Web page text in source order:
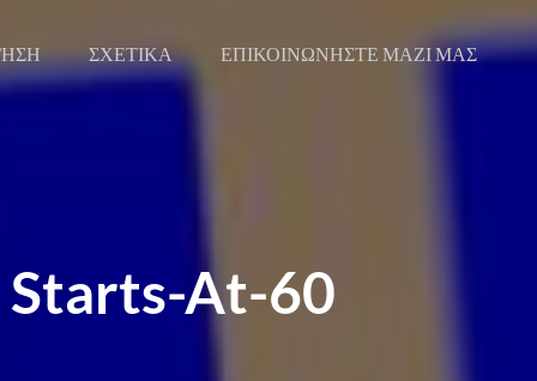
ΣΧΕΤΙΚΑ ΕΠΙΚΟΙΝΩΝΗΣΤΕ ΜΑΖΙ ΜΑΣ
At-60